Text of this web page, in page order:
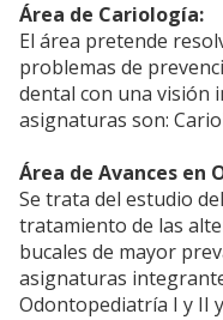
Área de Cariología:
El área pretende
problemas de
dental con una visión
asignaturas son:
Área de Avances en
Se trata del estudio
tratamiento de las
bucales de mayor
asignaturas
Odontopediatría I y II